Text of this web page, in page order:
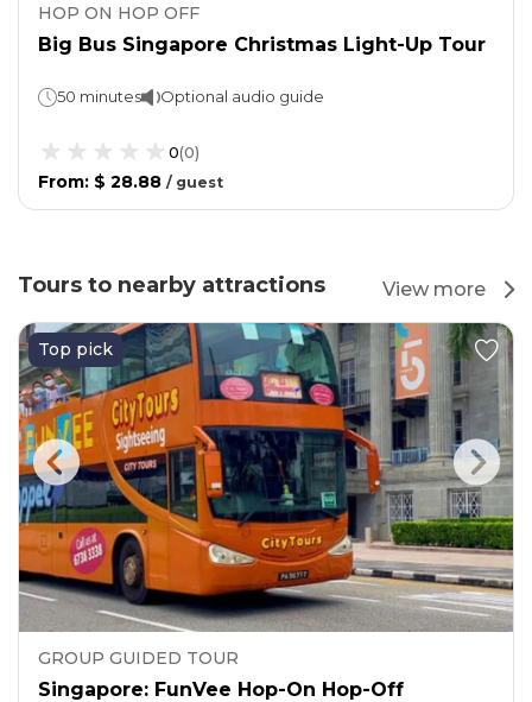
HOP ON HOP OFF
Big Bus Singapore Christmas Light-Up Tour
50 minutes Optional audio guide
0(0)
From: $ 28.88 / guest
Tours to nearby attractions View more
Top pick
GROUP GUIDED TOUR
Singapore: FunVee Hop-On Hop-Off